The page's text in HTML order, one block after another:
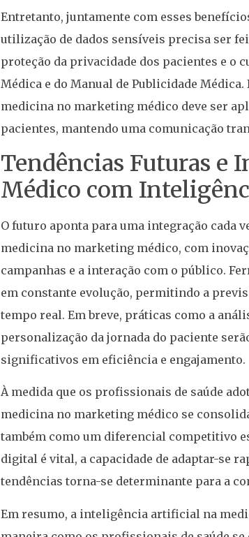
Entretanto, juntamente com esses
utilização de dados sensíveis precisa ser
proteção da privacidade dos pacientes e o
Médica e do Manual de Publicidade
medicina no marketing médico deve ser
pacientes, mantendo uma comunicação
Tendências Futuras e
Médico com
O futuro aponta para uma integração
medicina no marketing médico, com
campanhas e a interação com o público.
em constante evolução, permitindo a
tempo real. Em breve, práticas como a
personalização da jornada do paciente
significativos em eficiência e engajamento.
À medida que os profissionais de saúde
medicina no marketing médico se
também como um diferencial competitivo
digital é vital, a capacidade de adaptar-se
tendências torna-se determinante para a
Em resumo, a inteligência artificial na